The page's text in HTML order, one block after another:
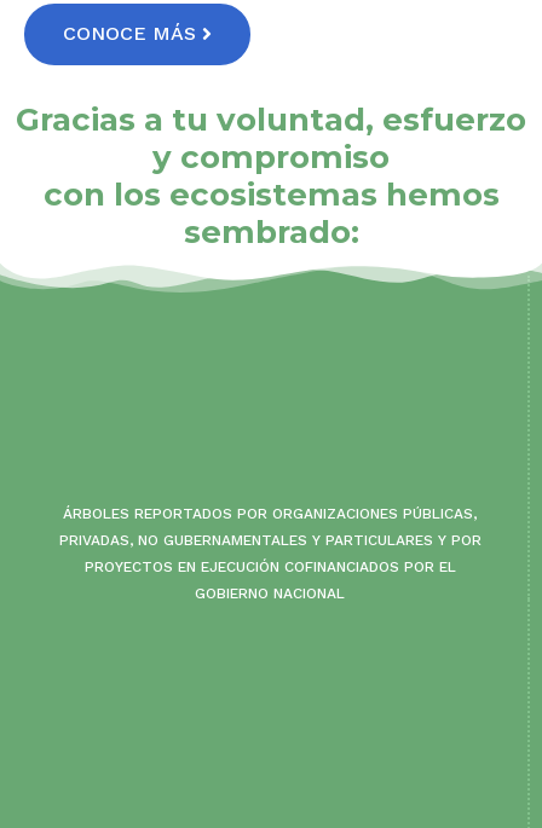
CONOCE MÁS
Gracias a tu voluntad, esfuerzo
y compromiso
con los ecosistemas hemos
sembrado:
ÁRBOLES REPORTADOS POR ORGANIZACIONES PÚBLICAS,
PRIVADAS, NO GUBERNAMENTALES Y PARTICULARES Y POR
PROYECTOS EN EJECUCIÓN COFINANCIADOS POR EL
GOBIERNO NACIONAL